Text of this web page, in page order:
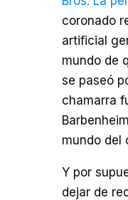
coronado
artificial
mundo de
se paseó
chamarra
mundo del
Y por
dejar de